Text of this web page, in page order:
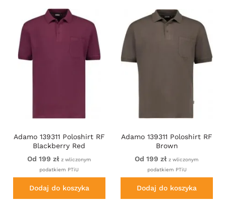
Adamo 139311 Poloshirt RF
Blackberry Red
Od 199 zł z wliczonym
podatkiem PTiU
Dodaj do koszyka
Adamo 139311 Poloshirt RF
Brown
Od 199 zł z wliczonym
podatkiem PTiU
Dodaj do koszyka